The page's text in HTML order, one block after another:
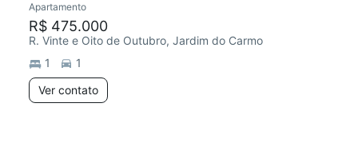
Apartamento
R$ 475.000
R. Vinte e Oito de Outubro, Jardim do Carmo
1
1
Ver contato